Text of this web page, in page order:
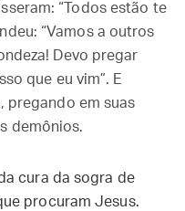
“Todos estão te
“Vamos a outros
Devo pregar
que eu vim”. E
pregando em suas
demônios.
cura da sogra de
procuram Jesus.